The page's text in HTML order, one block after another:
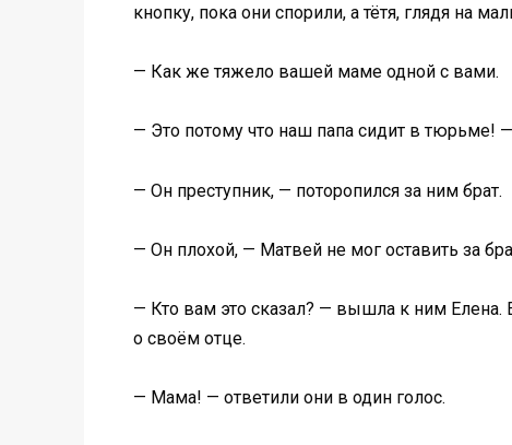
кнопку, пока они спорили, а тётя, глядя на
— Как же тяжело вашей маме одной с вами.
— Это потому что наш папа сидит в тюрьме!
— Он преступник, — поторопился за ним брат.
— Он плохой, — Матвей не мог оставить за
— Кто вам это сказал? — вышла к ним
о своём отце.
— Мама! — ответили они в один голос.